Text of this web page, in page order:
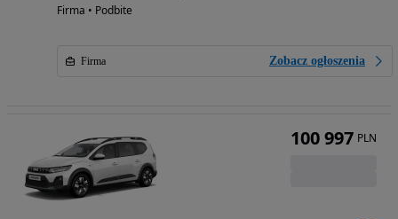
Firma • Podbite
Firma Zobacz ogłoszenia
100 997 PLN